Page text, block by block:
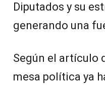
Diputados y su
generando una
Según el artículo
mesa política ya